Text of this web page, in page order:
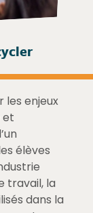
les enjeux
et
élèves
travail, la
dans la